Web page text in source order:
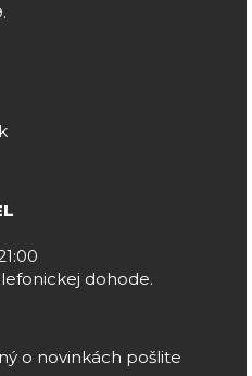
dohode.
o novinkách pošlite